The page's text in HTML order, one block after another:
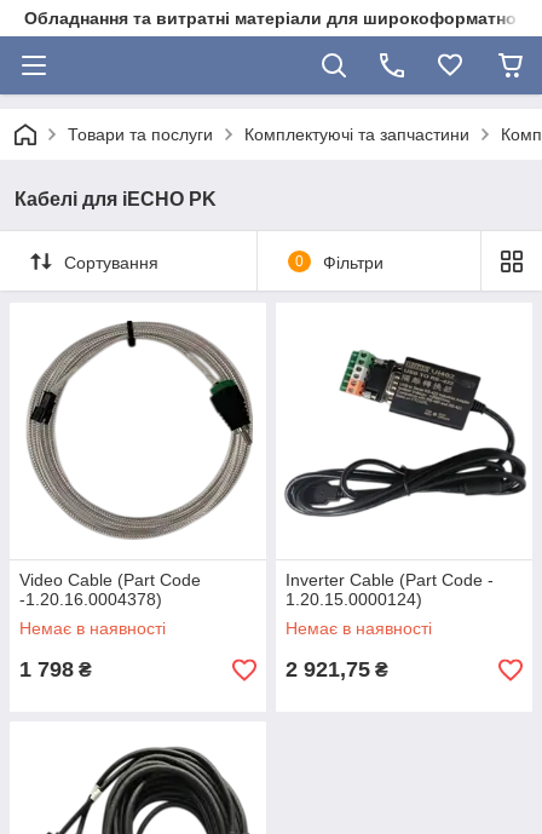
Обладнання та витратні матеріали для широкоформатного
Товари та послуги Комплектуючі та запчастини
Кабелі для iECHO PK
Сортування 0 Фільтри
Video Cable (Part Code
-1.20.16.0004378)
Немає в наявності
1 798 ₴
Inverter Cable (Part Code -
1.20.15.0000124)
Немає в наявності
2 921,75 ₴